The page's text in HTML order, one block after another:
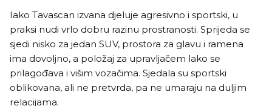
Iako Tavascan izvana djeluje agresivno i sportski, u
praksi nudi vrlo dobru razinu prostranosti. Sprijeda se
sjedi nisko za jedan SUV, prostora za glavu i ramena
ima dovoljno, a položaj za upravljačem lako se
prilagođava i višim vozačima. Sjedala su sportski
oblikovana, ali ne pretvrda, pa ne umaraju na duljim
relacijama.